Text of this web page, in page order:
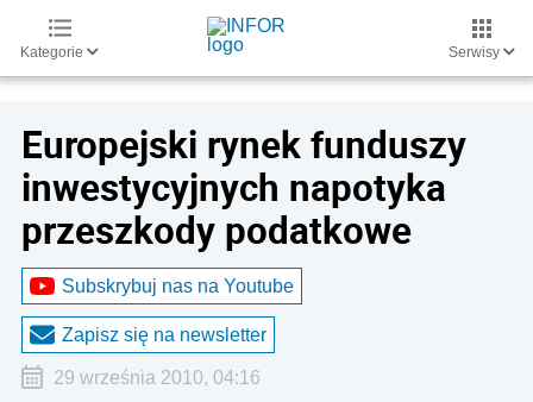
Kategorie Serwisy
Europejski rynek funduszy
inwestycyjnych napotyka
przeszkody podatkowe
Subskrybuj nas na Youtube
Zapisz się na newsletter
29 września 2010, 04:16